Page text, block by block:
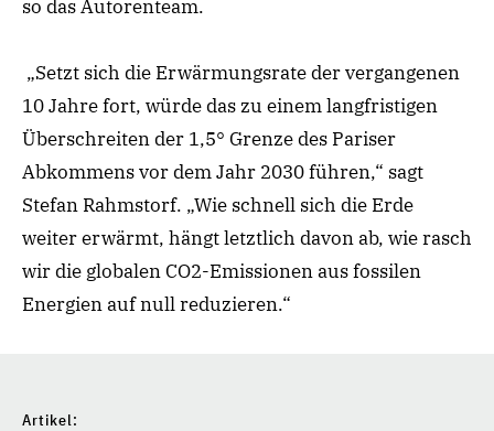
so das Autorenteam.
„Setzt sich die Erwärmungsrate der vergangenen
10 Jahre fort, würde das zu einem langfristigen
Überschreiten der 1,5° Grenze des Pariser
Abkommens vor dem Jahr 2030 führen,“ sagt
Stefan Rahmstorf. „Wie schnell sich die Erde
weiter erwärmt, hängt letztlich davon ab, wie rasch
wir die globalen CO2-Emissionen aus fossilen
Energien auf null reduzieren.“
Artikel: